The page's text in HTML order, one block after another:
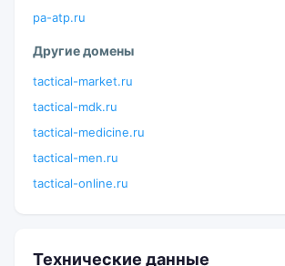
pa-atp.ru
Другие домены
tactical-market.ru
tactical-mdk.ru
tactical-medicine.ru
tactical-men.ru
tactical-online.ru
Технические данные